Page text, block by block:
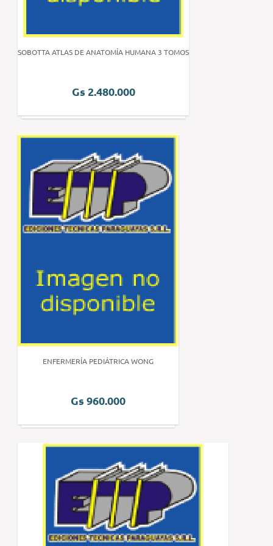
SOBOTTA ATLAS DE ANATOMÍA HUMANA 3 TOMOS
Gs 2.480.000
ENFERMERÍA PEDIÁTRICA WONG
Gs 960.000